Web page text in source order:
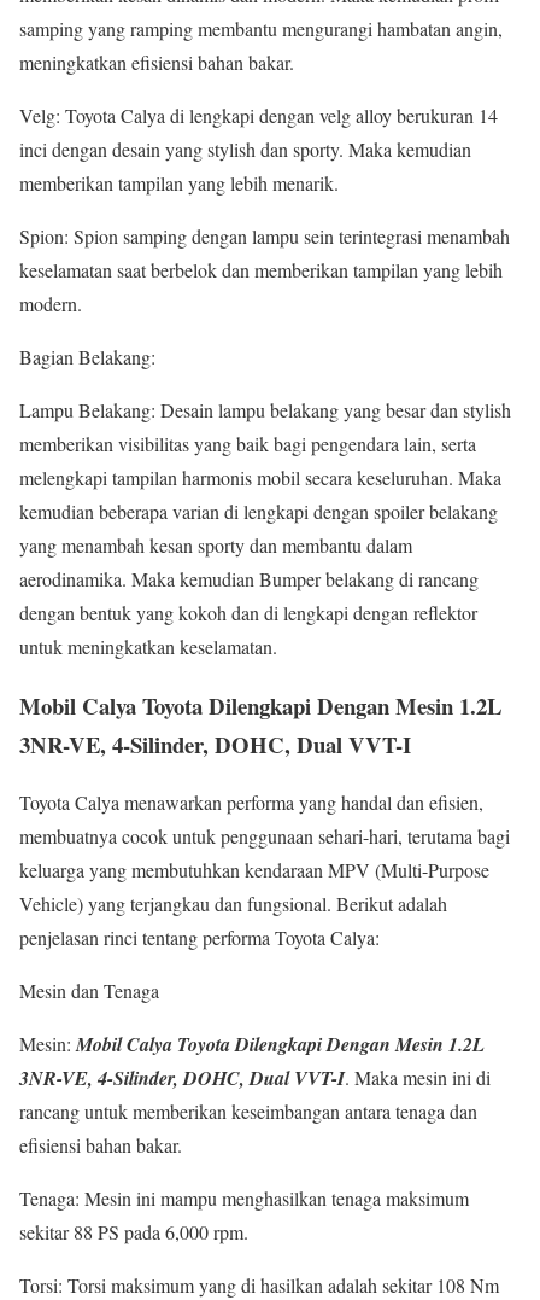
samping yang ramping membantu mengurangi hambatan angin,
meningkatkan efisiensi bahan bakar.
Velg: Toyota Calya di lengkapi dengan velg alloy berukuran 14
inci dengan desain yang stylish dan sporty. Maka kemudian
memberikan tampilan yang lebih menarik.
Spion: Spion samping dengan lampu sein terintegrasi menambah
keselamatan saat berbelok dan memberikan tampilan yang lebih
modern.
Bagian Belakang:
Lampu Belakang: Desain lampu belakang yang besar dan stylish
memberikan visibilitas yang baik bagi pengendara lain, serta
melengkapi tampilan harmonis mobil secara keseluruhan. Maka
kemudian beberapa varian di lengkapi dengan spoiler belakang
yang menambah kesan sporty dan membantu dalam
aerodinamika. Maka kemudian Bumper belakang di rancang
dengan bentuk yang kokoh dan di lengkapi dengan reflektor
untuk meningkatkan keselamatan.
Mobil Calya Toyota Dilengkapi Dengan Mesin 1.2L
3NR-VE, 4-Silinder, DOHC, Dual VVT-I
Toyota Calya menawarkan performa yang handal dan efisien,
membuatnya cocok untuk penggunaan sehari-hari, terutama bagi
keluarga yang membutuhkan kendaraan MPV (Multi-Purpose
Vehicle) yang terjangkau dan fungsional. Berikut adalah
penjelasan rinci tentang performa Toyota Calya:
Mesin dan Tenaga
Mesin:Mobil Calya Toyota Dilengkapi Dengan Mesin 1.2L
3NR-VE, 4-Silinder, DOHC, Dual VVT-I. Maka mesin ini di
rancang untuk memberikan keseimbangan antara tenaga dan
efisiensi bahan bakar.
Tenaga: Mesin ini mampu menghasilkan tenaga maksimum
sekitar 88 PS pada 6,000 rpm.
Torsi: Torsi maksimum yang di hasilkan adalah sekitar 108 Nm